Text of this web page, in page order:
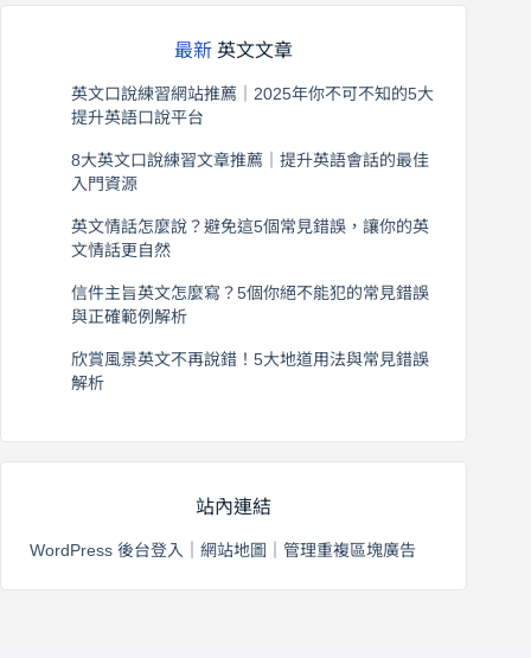
最新 英文文章
英文口說練習網站推薦｜2025年你不可不知的5大
提升英語口說平台
8大英文口說練習文章推薦｜提升英語會話的最佳
入門資源
英文情話怎麼說？避免這5個常見錯誤，讓你的英
文情話更自然
信件主旨英文怎麼寫？5個你絕不能犯的常見錯誤
與正確範例解析
欣賞風景英文不再說錯！5大地道用法與常見錯誤
解析
站內連結
WordPress 後台登入 網站地圖 管理重複區塊廣告